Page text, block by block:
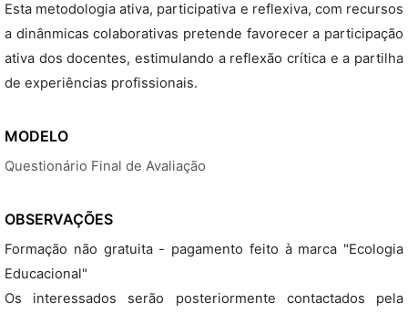
Esta metodologia ativa, participativa e reflexiva, com recursos
a dinânmicas colaborativas pretende favorecer a participação
ativa dos docentes, estimulando a reflexão crítica e a partilha
de experiências profissionais.
MODELO
Questionário Final de Avaliação
OBSERVAÇÕES
Formação não gratuita - pagamento feito à marca "Ecologia
Educacional"
Os interessados serão posteriormente contactados pela